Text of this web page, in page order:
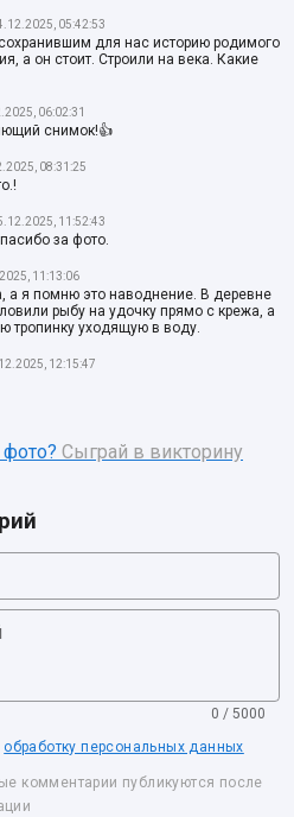
05:42:53
для нас историю родимого
а он стоит. Строили на века. Какие
06:02:31
снимок!👍
08:31:25
11:52:43
за фото.
11:13:06
а я помню это наводнение. В деревне
рыбу на удочку прямо с крежа, а
тропинку уходящую в воду.
12:15:47
Сыграй в викторину
0 / 5000
обработку персональных данных
комментарии публикуются после